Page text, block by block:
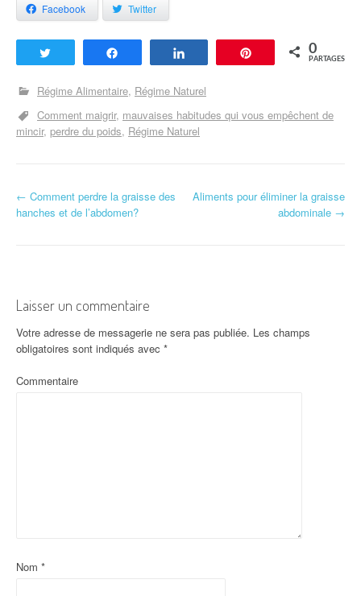
Facebook Twitter
Enregistrer
0
PARTAGES
Régime Alimentaire Régime Naturel
Comment maigrir mauvaises habitudes qui vous empêchent de
mincir perdre du poids Régime Naturel
Navigation d'article
← Comment perdre la graisse des
hanches et de l’abdomen?
Aliments pour éliminer la graisse
abdominale →
Laisser un commentaire
Votre adresse de messagerie ne sera pas publiée. Les champs
obligatoires sont indiqués avec *
Commentaire
Nom *